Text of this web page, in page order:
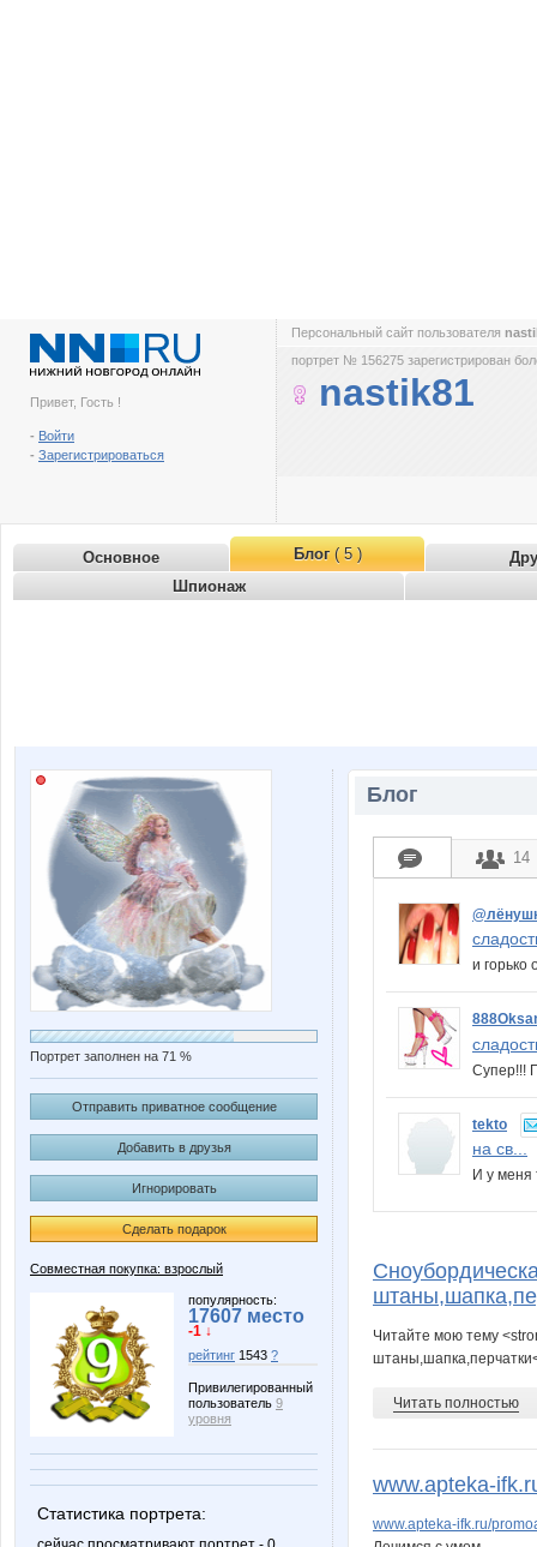
Привет, Гость !
- Войти
- Зарегистрироваться
Персональный сайт пользователя
портрет № 156275 зарегистрирован
nastik81
Основное Блог( 5 )
Шпионаж
Портрет заполнен на 71 %
Отправить приватное сообщение
Добавить в друзья
Игнорировать
Сделать подарок
Совместная покупка: взрослый
популярность:
17607 место
-1 ↓
рейтинг 1543 ?
Привилегированный
пользователь 9
уровня
Статистика портрета:
Блог
14
и горько
Супер!!!
tekto
на св...
И у
Читайте мою тему
Читать полностью
www.apteka-
www.apteka-ifk.ru/